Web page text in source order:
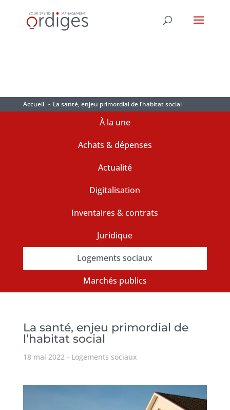
Accueil La santé, enjeu primordial de l’habitat social
À la une
Achats & dépenses
Actualité
Digitalisation
Inventaires & contrats
Juridique
Logements sociaux
Marchés publics
La santé, enjeu primordial de
l’habitat social
18 mai 2022 Logements sociaux